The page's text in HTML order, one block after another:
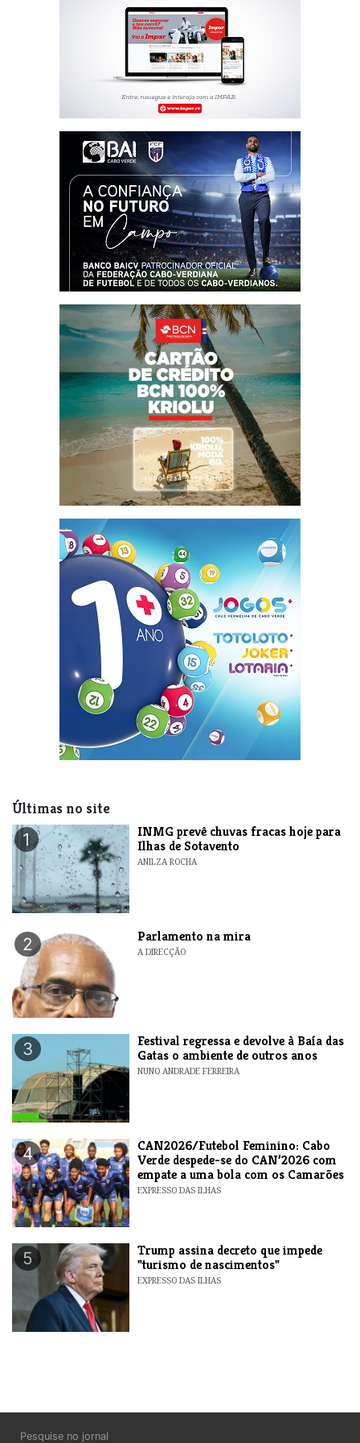
Últimas no site
1
INMG prevê chuvas fracas hoje para
Ilhas de Sotavento
ANILZA ROCHA
2 Parlamento na mira
A DIRECÇÃO
3
Festival regressa e devolve à Baía das
Gatas o ambiente de outros anos
NUNO ANDRADE FERREIRA
4
CAN2026/Futebol Feminino: Cabo
Verde despede-se do CAN’2026 com
empate a uma bola com os Camarões
EXPRESSO DAS ILHAS
5
Trump assina decreto que impede
"turismo de nascimentos"
EXPRESSO DAS ILHAS
Pesquise no jornal